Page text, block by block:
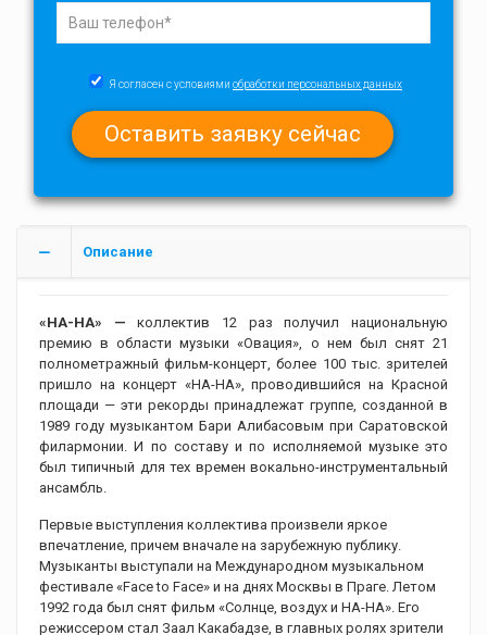
Я согласен с условиями обработки персональных данных
Описание
«НА-НА» — коллектив 12 раз получил национальную
премию в области музыки «Овация», о нем был снят 21
полнометражный фильм-концерт, более 100 тыс. зрителей
пришло на концерт «НА-НА», проводившийся на Красной
площади — эти рекорды принадлежат группе, созданной в
1989 году музыкантом Бари Алибасовым при Саратовской
филармонии. И по составу и по исполняемой музыке это
был типичный для тех времен вокально-инструментальный
ансамбль.
Первые выступления коллектива произвели яркое
впечатление, причем вначале на зарубежную публику.
Музыканты выступали на Международном музыкальном
фестивале «Face to Face» и на днях Москвы в Праге. Летом
1992 года был снят фильм «Солнце, воздух и НА-НА». Его
режиссером стал Заал Какабадзе, в главных ролях зрители